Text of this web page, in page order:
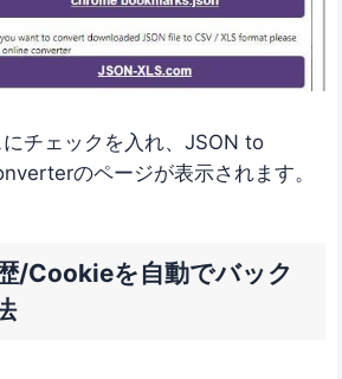
チェックを入れ、JSON to
のページが表示されます。
/Cookieを自動でバック